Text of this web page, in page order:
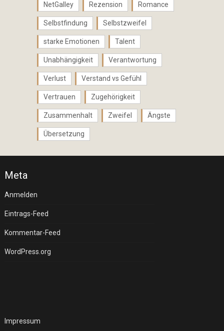
NetGalley Rezension Romance
Selbstfindung Selbstzweifel
starke Emotionen Talent
Unabhängigkeit Verantwortung
Verlust Verstand vs Gefühl
Vertrauen Zugehörigkeit
Zusammenhalt Zweifel Ängste
Übersetzung
Meta
Anmelden
Eintrags-Feed
Kommentar-Feed
WordPress.org
Impressum